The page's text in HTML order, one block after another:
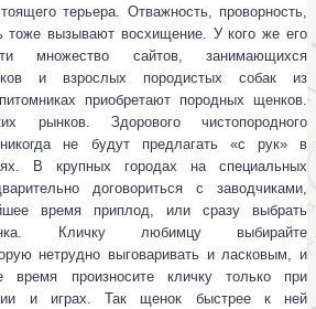
терьера. Отважность, проворность,
тоже вызывают восхищение. У кого же его
множество сайтов, занимающихся
и взрослых породистых собак из
приобретают породных щенков.
рынков. Здорового чистопородного
никогда не будут предлагать «с рук» в
В крупных городах на специальных
договориться с заводчиками,
время приплод, или сразу выбрать
Кличку любимцу выбирайте
нетрудно выговаривать и ласковым, и
время произносите кличку только при
и играх. Так щенок быстрее к ней